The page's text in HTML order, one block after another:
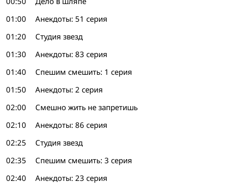
01:00
Анекдоты: 51 серия
01:20
Студия звезд
01:30
Анекдоты: 83 серия
01:40
Спешим смешить: 1 серия
01:50
Анекдоты: 2 серия
02:00
Смешно жить не запретишь
02:10
Анекдоты: 86 серия
02:25
Студия звезд
02:35
Спешим смешить: 3 серия
02:40
Анекдоты: 23 серия